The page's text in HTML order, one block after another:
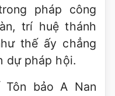
pháp công
trí huệ thánh
thế ấy chẳng
dự pháp hội.
bảo A Nan